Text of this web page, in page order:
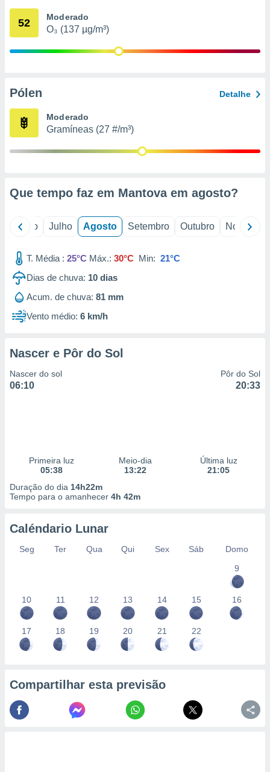
através
estudos
1199
52 Moderado
O₃ (137 µg/m³)
Pólen Detalhe
Moderado
Gramíneas (27 #/m³)
Que tempo faz em Mantova em agosto?
Junho Julho Agosto Setembro Outubro Novembro
T. Média : 25°C Máx.: 30°C Min: 21°C
Dias de chuva: 10 dias
Acum. de chuva: 81 mm
Vento médio: 6 km/h
Nascer e Pôr do Sol
Nascer do sol
06:10
Pôr do Sol
20:33
Primeira luz
05:38
Meio-dia
13:22
Última luz
21:05
Duração do dia 14h22m
Tempo para o amanhecer 4h 42m
Caléndario Lunar
Seg Ter Qua Qui Sex Sáb
Domo
9
10 11 12 13 14 15 16
17 18 19 20 21 22
Compartilhar esta previsão